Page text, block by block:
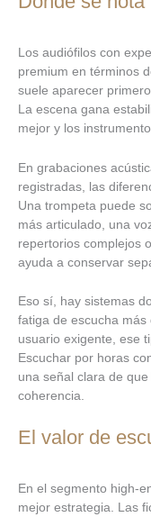
Los audiófilos con
premium en términos
suele aparecer
La escena gana
mejor y los
En grabaciones
registradas, las
Una trompeta puede
más articulado, una
repertorios complejos
ayuda a conservar
Eso sí, hay sistemas
fatiga de escucha más
usuario exigente, ese
Escuchar por horas
una señal clara de
coherencia.
El valor de
En el segmento high-
mejor estrategia. Las